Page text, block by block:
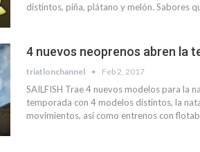
distintos, piña, plátano y melón. Sabores
4 nuevos neoprenos abren la
triatlonchannel Feb 2, 2017
SAILFISH Trae 4 nuevos modelos para la
temporada con 4 modelos distintos, la
movimientos, así como entrenos con